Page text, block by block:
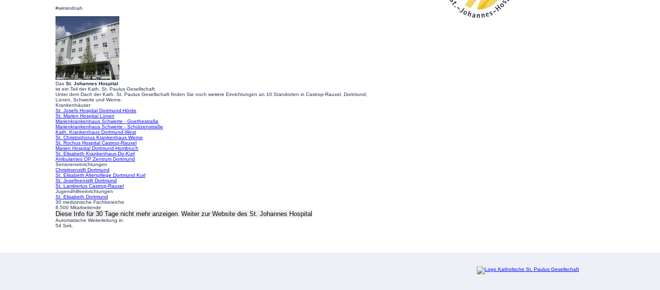
#wirsindnah
Das St. Johannes Hospital
ist ein Teil der Kath. St. Paulus Gesellschaft.
Unter dem Dach der Kath. St. Paulus Gesellschaft finden Sie noch weitere Einrichtungen an 10 Standorten in Castrop-Rauxel, Dortmund,
Lünen, Schwerte und Werne.
Krankenhäuser
St. Josefs Hospital Dortmund-Hörde
St. Marien Hospital Lünen
Marienkrankenhaus Schwerte - Goethestraße
Marienkrankenhaus Schwerte - Schützenstraße
Kath. Krankenhaus Dortmund-West
St. Christophorus Krankenhaus Werne
St. Rochus Hospital Castrop-Rauxel
Marien Hospital Dortmund-Hombruch
St. Elisabeth Krankenhaus Do-Kurl
Ambulantes OP Zentrum Dortmund
Senioreneinrichtungen
Christinenstift Dortmund
St. Elisabeth Altenpflege Dortmund Kurl
St. Josefinenstift Dortmund
St. Lambertus Castrop-Rauxel
Jugendhilfeeinrichtungen
St. Elisabeth Dortmund
30 medizinische Fachbereiche
8.500 Mitarbeitende
Diese Info für 30 Tage nicht mehr anzeigen. Weiter zur Website des St. Johannes Hospital
Automatische Weiterleitung in:
54 Sek.